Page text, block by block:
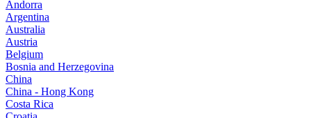
Andorra
Argentina
Australia
Austria
Belgium
Bosnia and Herzegovina
China
China - Hong Kong
Costa Rica